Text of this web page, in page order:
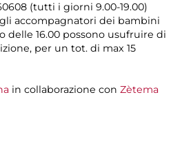
(tutti i giorni 9.00-19.00)
accompagnatori dei bambini
delle 16.00 possono usufruire di
per un tot. di max 15
in collaborazione con Zètema